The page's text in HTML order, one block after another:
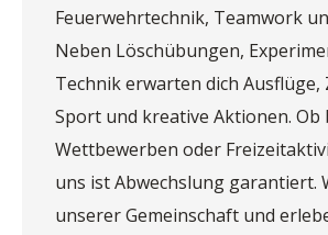
Feuerwehrtechnik, Teamwork
Neben Löschübungen,
Technik erwarten dich Ausflüge,
Sport und kreative Aktionen. Ob
Wettbewerben oder
uns ist Abwechslung garantiert.
unserer Gemeinschaft und